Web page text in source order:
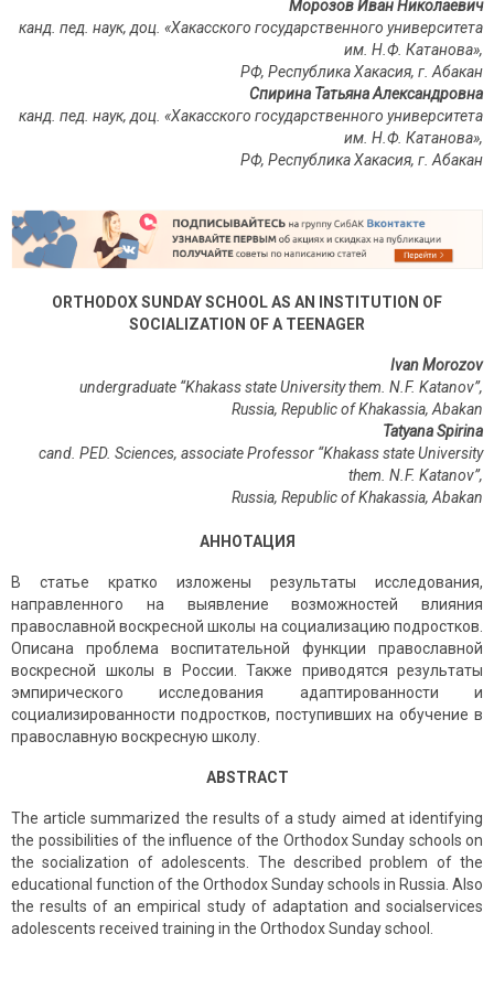
Морозов Иван Николаевич
канд. пед. наук, доц. «Хакасского государственного университета
им. Н.Ф. Катанова»,
РФ, Республика Хакасия, г. Абакан
Спирина Татьяна Александровна
канд. пед. наук, доц. «Хакасского государственного университета
им. Н.Ф. Катанова»,
РФ, Республика Хакасия, г. Абакан
ORTHODOXSUNDAYSCHOOLAS AN INSTITUTION OF
SOCIALIZATION OFA TEENAGER
Ivan Morozov
undergraduate “Khakass state University them. N.F. Katanov”,
Russia, Republic of Khakassia, Abakan
Tatyana Spirina
cand. PED. Sciences, associate Professor “Khakass state University
them. N.F. Katanov”,
Russia, Republic of Khakassia, Abakan
АННОТАЦИЯ
В статье кратко изложены результаты исследования,
направленного на выявление возможностей влияния
православной воскресной школы на социализацию подростков.
Описана проблема воспитательной функции православной
воскресной школы в России. Также приводятся результаты
эмпирического исследования адаптированности и
социализированности подростков, поступивших на обучение в
православную воскресную школу.
ABSTRACT
The article summarized the results of a study aimed at identifying
the possibilities of the influence of the Orthodox Sunday schools on
the socialization of adolescents. The described problem of the
educational function of the Orthodox Sunday schools in Russia. Also
the results of an empirical study of adaptation and socialservices
adolescents received training in the Orthodox Sunday school.